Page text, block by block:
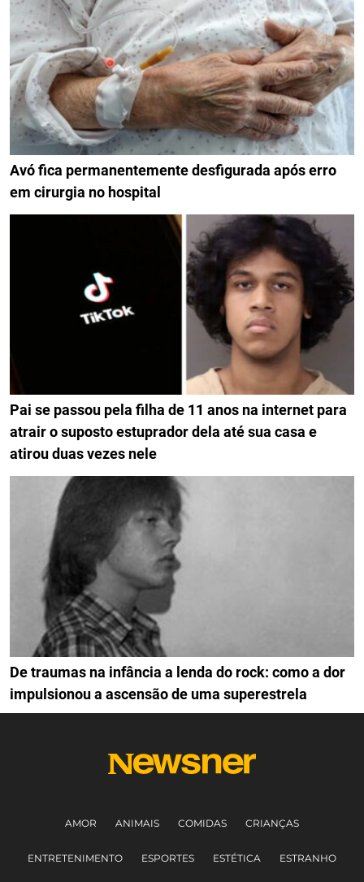
Avó fica permanentemente desfigurada após erro
em cirurgia no hospital
Pai se passou pela filha de 11 anos na internet para
atrair o suposto estuprador dela até sua casa e
atirou duas vezes nele
De traumas na infância a lenda do rock: como a dor
impulsionou a ascensão de uma superestrela
AMOR ANIMAIS COMIDAS CRIANÇAS
ENTRETENIMENTO ESPORTES ESTÉTICA ESTRANHO